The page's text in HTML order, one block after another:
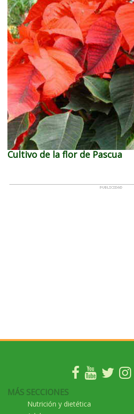
Cultivo de la flor de Pascua
MÁS SECCIONES
Nutrición y dietética